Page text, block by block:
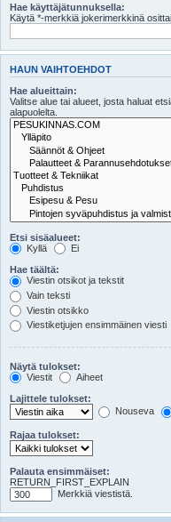
Hae käyttäjätunnuksella:
Käytä *-merkkiä jokerimerkkinä
HAUN VAIHTOEHDOT
Hae alueittain:
Valitse alue tai alueet, josta haluat
alapuolelta.
Etsi sisäalueet:
Kyllä
Ei
Hae täältä:
Viestin otsikot ja tekstit
Vain teksti
Viestin otsikko
Viestiketjujen ensimmäinen viesti
Näytä tulokset:
Viestit
Aiheet
Lajittele tulokset:
Nouseva
Rajaa tulokset:
Palauta ensimmäiset:
RETURN_FIRST_EXPLAIN
Merkkiä viestistä.